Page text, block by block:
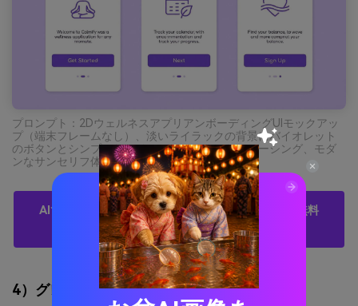
プロンプト：2DウェルネスアプリアンボーディングUIモックアッ
プ（端末フレームなし）、淡いライラックの背景にバイオレット
のボタンとシンプルなアイコン、クリーンなスペーシング、モダ
ンなサンセリフ体 --ar 16:9
AIでバイオレットパープルパレットのビジュアルを無料
作成
4）グレープソーダポップ